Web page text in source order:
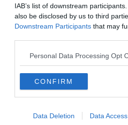
IAB’s list of downstream
also be disclosed by us to third
Downstream Participants that may
Personal Data Processing Opt
CONFIRM
Data Deletion Data Access
l’autoroute A1, l’autoroute A3,
Une fois sur la place, la question
places sur le parking officiel ! Pas
paquet de places de parking pas
Roissy où vous pourrez laisser
votre séjour. Places entièrement
mauvaise qualité ! Si vous êtes à